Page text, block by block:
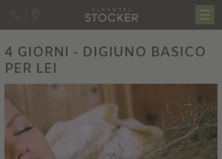
4 GIORNI - DIGIUNO BASICO
PER LEI